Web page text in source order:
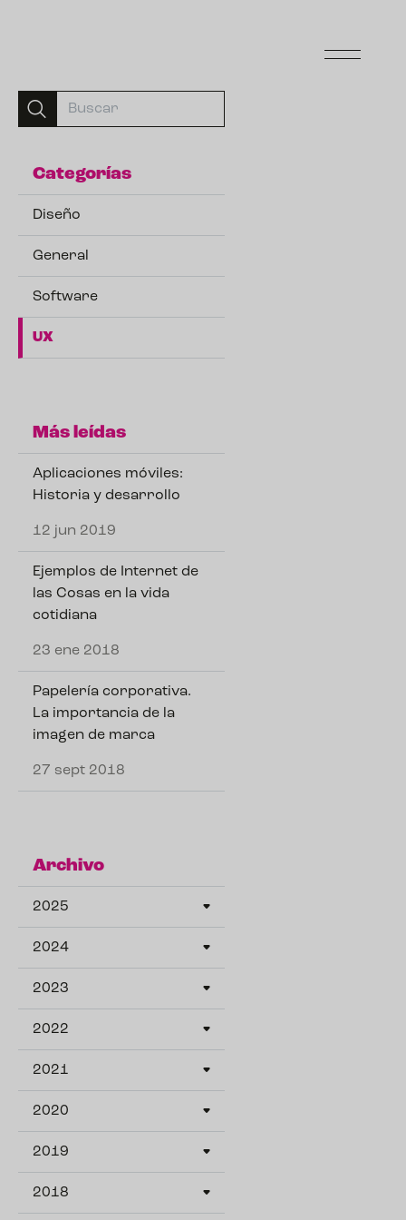
Categorías
Diseño
General
Software
UX
Más leídas
Aplicaciones móviles:
Historia y desarrollo
12 jun 2019
Ejemplos de Internet de
las Cosas en la vida
cotidiana
23 ene 2018
Papelería corporativa.
La importancia de la
imagen de marca
27 sept 2018
Archivo
2025
2024
2023
2022
2021
2020
2019
2018